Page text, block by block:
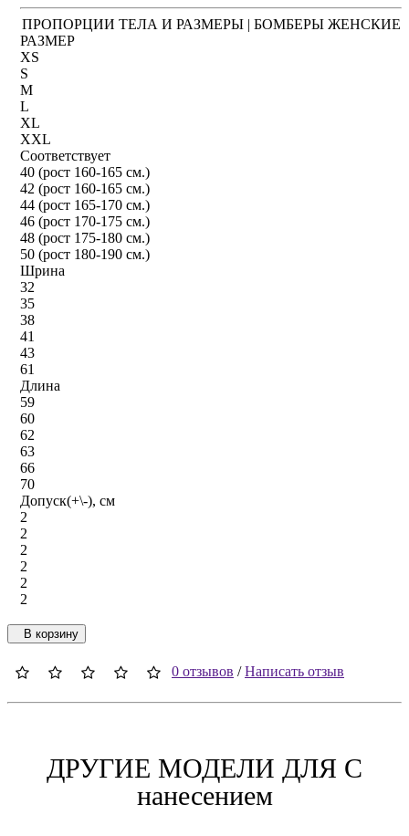
ПРОПОРЦИИ ТЕЛА И РАЗМЕРЫ | БОМБЕРЫ ЖЕНСКИЕ
РАЗМЕР
XS
S
M
L
XL
XXL
Соответствует
40 (рост 160-165 см.)
42 (рост 160-165 см.)
44 (рост 165-170 см.)
46 (рост 170-175 см.)
48 (рост 175-180 см.)
50 (рост 180-190 см.)
Шрина
32
35
38
41
43
61
Длина
59
60
62
63
66
70
Допуск(+\-), см
2
2
2
2
2
2
В корзину
0 отзывов /Написать отзыв
ДРУГИЕ МОДЕЛИ ДЛЯ C
нанесением